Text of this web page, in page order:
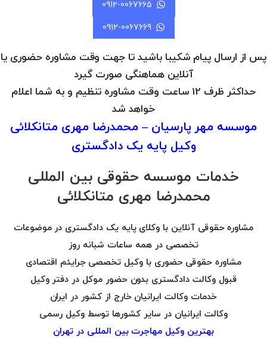
0912-0067665
0912-0067669
پس از ارسال پیام شکیبا باشید تا جهت وقت مشاوره حضوری یا
آنلاین هماهنگی صورت گیرد
حداکثر ظرف 12 ساعت وقت مشاوره تنظیم و به شما اعلام
خواهد شد
موسسه مهر پارسیان – محمدرضا مهری متانکلائی
وکیل پایه یک دادگستری
خدمات موسسه حقوقی بین المللی
محمدرضا مهری متانکلائی
مشاوره حقوقی آنلاین با وکلای پایه یک دادگستری در موضوعات
تخصصی در همه ساعات شبانه روز
مشاوره حقوقی حضوری با وکیل تخصصی جرایئم اقتصادی
قبول وکالت دادگستری بدون حضور موکل در دفتر وکیل
خدمات وکالت ایرانیان خارج از کشور در ایران
وکالت ایرانیان در سایر کشورها توسط وکیل رسمی
بهترین وکیل مهاجرت بین المللی در تهران